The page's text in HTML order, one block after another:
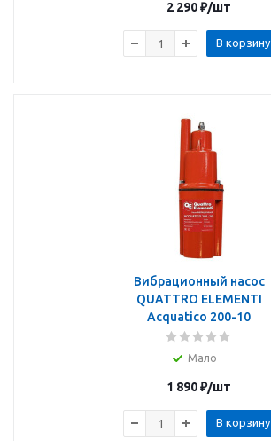
2 290₽/шт
В корзину
Вибрационный насос
QUATTRO ELEMENTI
Acquatico 200-10
Мало
1 890₽/шт
В корзину